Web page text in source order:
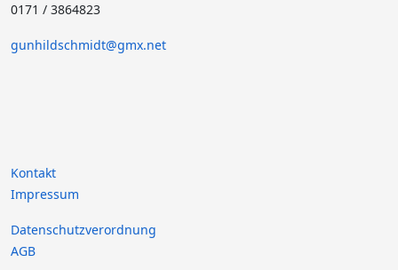
0171 / 3864823
gunhildschmidt@gmx.net
Kontakt
Impressum
Datenschutzverordnung
AGB